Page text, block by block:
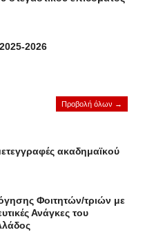
2026
Προβολή όλων →
ακαδημαϊκού
Φοιτητών/τριών με
Ανάγκες του